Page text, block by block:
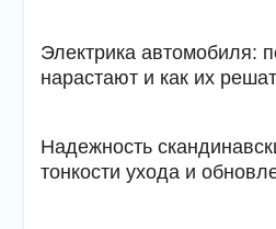
Электрика автомобиля:
нарастают и как их
Надежность
тонкости ухода и